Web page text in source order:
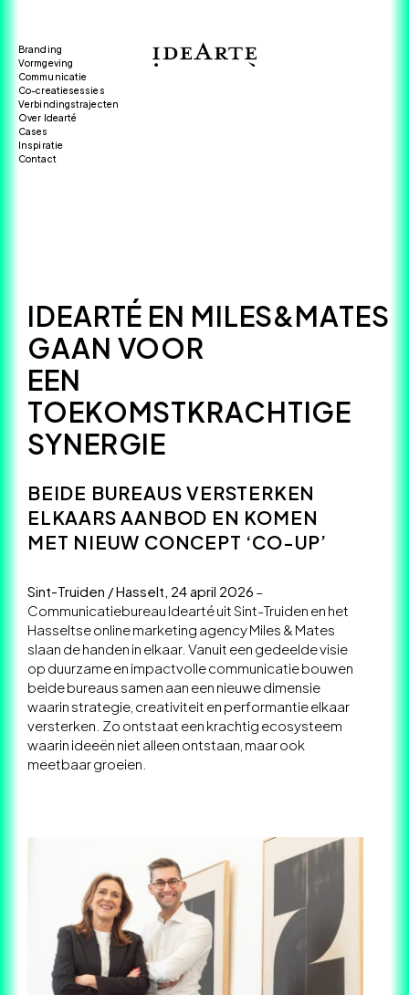
Branding
Vormgeving
Communicatie
Co-creatiesessies
Verbindingstrajecten
Over Idearté
Cases
Inspiratie
Contact
IDEARTÉ EN MILES&MATES
GAAN VOOR
EEN
TOEKOMSTKRACHTIGE
SYNERGIE
BEIDE BUREAUS VERSTERKEN
ELKAARS AANBOD EN KOMEN
MET NIEUW CONCEPT ‘CO-UP’
Sint-Truiden / Hasselt, 24 april 2026 –
Communicatiebureau Idearté uit Sint-Truiden en het
Hasseltse online marketing agency Miles & Mates
slaan de handen in elkaar. Vanuit een gedeelde visie
op duurzame en impactvolle communicatie bouwen
beide bureaus samen aan een nieuwe dimensie
waarin strategie, creativiteit en performantie elkaar
versterken. Zo ontstaat een krachtig ecosysteem
waarin ideeën niet alleen ontstaan, maar ook
meetbaar groeien.